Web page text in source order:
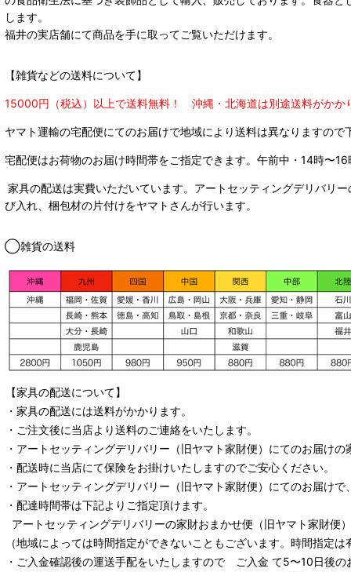
します。
福井の実店舗にて商品を手に取ってご覧いただけます。
【雑貨などの送料について】
15000円（税込）以上で送料無料！ 沖縄・北海道は別途送料がかか
ヤマト運輸の宅配便にてのお届けで地域により送料は異なりますので
宅配便はお荷物のお届け時間帯をご指定できます。 午前中・14時〜
家具の配送は実費いただいています。アートセッティングデリバリ
び入れ、梱包材の片付けをヤマトさんが行います。
◯雑貨の送料
【家具の配送について】
・家具の配送には送料がかかります。
・ご注文後に当店より送料のご連絡をいたします。
・ アートセッティングデリバリー （旧ヤマト家財便） にてのお届けの
・配送時に当店にて保険をお掛けいたしますのでご安心ください。
・ アートセッティングデリバリー （旧ヤマト家財便） にてのお届けで
・配達時間帯は下記よりご指定頂けます。
アートセッティングデリバリーの家財おまかせ便 （旧ヤマト家財便
（地域によっては時間指定ができないこともございます。時間指定
・ご入金確認後の運送手配をいたしますので ご入金 て5〜10日後の